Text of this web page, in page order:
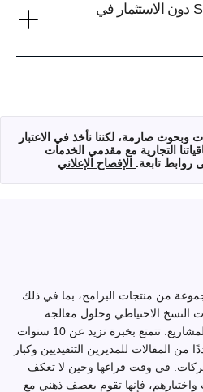
هل يمكنك البيع على Shopify دون الاستثمار في
وبحوث صارمة، لكننا نأخذ في الاعتبار
التجارية مع مقدمي الخدمات
روابط تابعة. الإفصاح الإعلاني
من منتجات البرامج، بما في ذلك
النسخ الاحتياطي وحلول معالجة
بطاقات الائتمان ومنصات إدارة المشاريع. تتمتع بخبرة تزيد عن 10 سنوات
المقالات للمديرين التنفيذيين وكبار
في وقت فراغها وحين لا تعكف
فإنها تقوم بعصف ذهني مع